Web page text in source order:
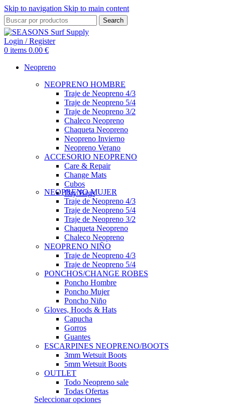
Skip to navigation Skip to main content
Search
Login / Register
0 items 0.00 €
Neopreno
NEOPRENO HOMBRE
Traje de Neopreno 4/3
Traje de Neopreno 5/4
Traje de Neopreno 3/2
Chaleco Neopreno
Chaqueta Neopreno
Neopreno Invierno
Neopreno Verano
ACCESORIO NEOPRENO
Care & Repair
Change Mats
Cubos
Dry Bags
NEOPRENO MUJER
Traje de Neopreno 4/3
Traje de Neopreno 5/4
Traje de Neopreno 3/2
Chaqueta Neopreno
Chaleco Neopreno
NEOPRENO NIÑO
Traje de Neopreno 4/3
Traje de Neopreno 5/4
PONCHOS/CHANGE ROBES
Poncho Hombre
Poncho Mujer
Poncho Niño
Gloves, Hoods & Hats
Capucha
Gorros
Guantes
ESCARPINES NEOPRENO/BOOTS
3mm Wetsuit Boots
5mm Wetsuit Boots
OUTLET
Todo Neopreno sale
Todas Ofertas
Seleccionar opcionesEste